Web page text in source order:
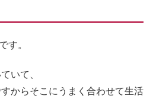
す。
いて、
からそこにうまく合わせて生活